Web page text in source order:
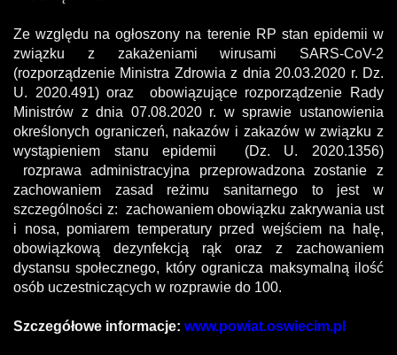
Ze względu na ogłoszony na terenie RP stan epidemii w
związku z zakażeniami wirusami SARS-CoV-2
(rozporządzenie Ministra Zdrowia z dnia 20.03.2020 r. Dz.
U. 2020.491) oraz obowiązujące rozporządzenie Rady
Ministrów z dnia 07.08.2020 r. w sprawie ustanowienia
określonych ograniczeń, nakazów i zakazów w związku z
wystąpieniem stanu epidemii (Dz. U. 2020.1356)
rozprawa administracyjna przeprowadzona zostanie z
zachowaniem zasad reżimu sanitarnego to jest w
szczególności z: zachowaniem obowiązku zakrywania ust
i nosa, pomiarem temperatury przed wejściem na halę,
obowiązkową dezynfekcją rąk oraz z zachowaniem
dystansu społecznego, który ogranicza maksymalną ilość
osób uczestniczących w rozprawie do 100.
Szczegółowe informacje: www.powiat.oswiecim.pl